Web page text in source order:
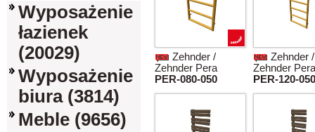
Wyposażenie
łazienek
(20029)
Wyposażenie
biura (3814)
Meble (9656)
Zehnder /
Zehnder Pera
PER-080-050
Zehnder /
Zehnder Pera
PER-120-050